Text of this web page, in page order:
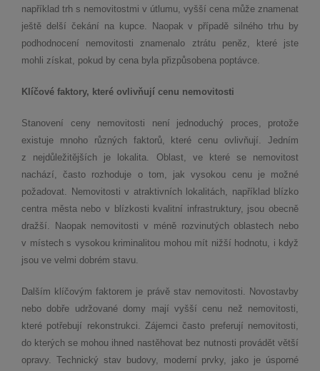
například trh s nemovitostmi v útlumu, vyšší cena může znamenat
ještě delší čekání na kupce. Naopak v případě silného trhu by
podhodnocení nemovitosti znamenalo ztrátu peněz, které jste
mohli získat, pokud by cena byla přizpůsobena poptávce.
Klíčové faktory, které ovlivňují cenu nemovitosti
Stanovení ceny nemovitosti není jednoduchý proces, protože
existuje mnoho různých faktorů, které cenu ovlivňují. Jedním
z nejdůležitějších je lokalita. Oblast, ve které se nemovitost
nachází, často rozhoduje o tom, jak vysokou cenu je možné
požadovat. Nemovitosti v atraktivních lokalitách, například blízko
centra města nebo v blízkosti kvalitní infrastruktury, jsou obecně
dražší. Naopak nemovitosti v méně rozvinutých oblastech nebo
v místech s vysokou kriminalitou mohou mít nižší hodnotu, i když
jsou ve velmi dobrém stavu.
Dalším klíčovým faktorem je právě stav nemovitosti. Novostavby
nebo dobře udržované domy mají vyšší cenu než nemovitosti,
které potřebují rekonstrukci. Zájemci často preferují nemovitosti,
do kterých se mohou ihned nastěhovat bez nutnosti provádět větší
opravy. Technický stav budovy, moderní prvky, jako je úsporné